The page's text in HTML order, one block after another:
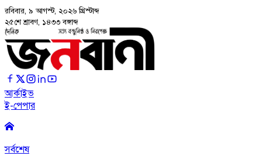
রবিবার, ৯ আগস্ট, ২০২৬ খ্রিস্টাব্দ
২৫শে শ্রাবণ, ১৪৩৩ বঙ্গাব্দ
আর্কাইভ
ই-পেপার
সর্বশেষ